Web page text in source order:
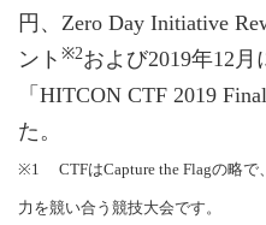
円、Zero Day Initiative
ント ※2および2019年12
「HITCON CTF 2019
た。
※1 CTFはCapture the Flagの略で
力を競い合う競技大会です。